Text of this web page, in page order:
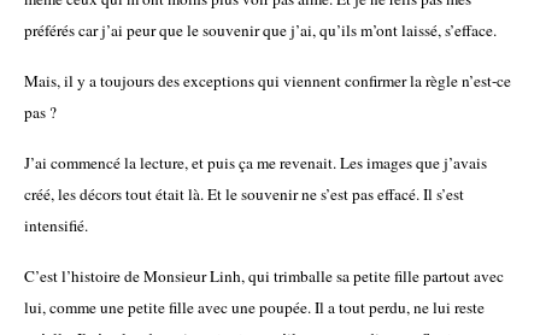
préférés car j’ai peur que le souvenir que j’ai, qu’ils m’ont laissé, s’efface.
Mais, il y a toujours des exceptions qui viennent confirmer la règle n’est-ce
pas ?
J’ai commencé la lecture, et puis ça me revenait. Les images que j’avais
créé, les décors tout était là. Et le souvenir ne s’est pas effacé. Il s’est
intensifié.
C’est l’histoire de Monsieur Linh, qui trimballe sa petite fille partout avec
lui, comme une petite fille avec une poupée. Il a tout perdu, ne lui reste